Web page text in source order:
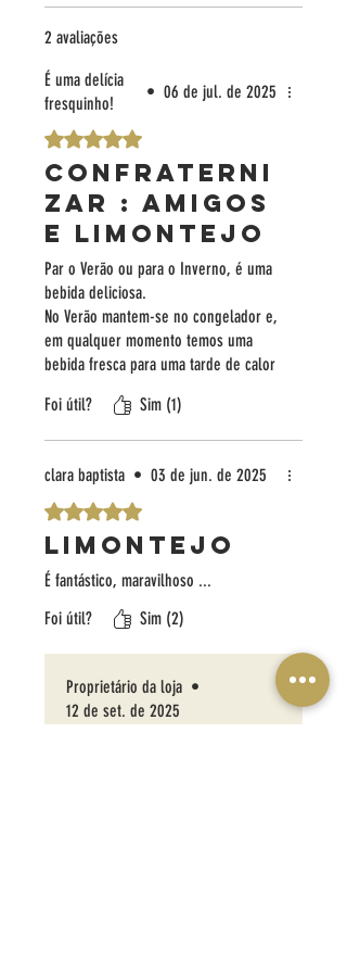
2 avaliações
É uma delícia
fresquinho!
• 06 de jul. de 2025
Rated 5 out of 5 stars.
Confraterni
zar : Amigos
e Limontejo
Par o Verão ou para o Inverno, é uma
bebida deliciosa.
No Verão mantem-se no congelador e,
em qualquer momento temos uma
bebida fresca para uma tarde de calor
bebida).
A compra online é muito fácil e rápida.
Foi útil? Sim (1)
clara baptista • 03 de jun. de 2025
Rated 5 out of 5 stars.
LIMONTEJO
É fantástico, maravilhoso ...
Foi útil?
Sim (2)
Proprietário da loja •
12 de set. de 2025